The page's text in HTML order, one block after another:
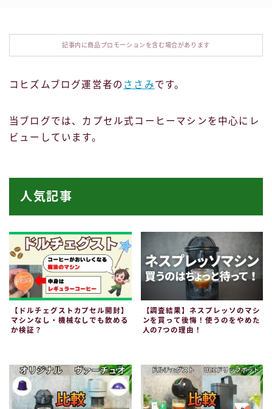
お問い合わせ記事内に商品プロモーションを含む場合があります
コヒズムブログ運営者の ささみです。
当ブログでは、カプセル式コーヒーマシンを中心にレ
ビューしています。
人気記事
【ドルチェグストカプセル開封】
マシンなし・機械なしでも飲める
か検証？
【調査結果】ネスプレッソのマシ
ンを買って後悔！使うのをやめた
人の7つの理由！